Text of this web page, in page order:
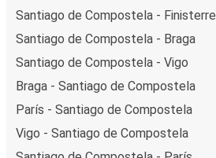
Santiago de Compostela - Finisterre
Santiago de Compostela - Braga
Santiago de Compostela - Vigo
Braga - Santiago de Compostela
París - Santiago de Compostela
Vigo - Santiago de Compostela